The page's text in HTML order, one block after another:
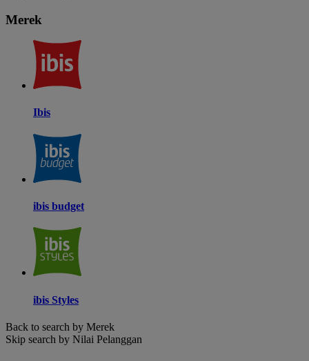
Merek
Ibis
ibis budget
ibis Styles
Back to search by Merek
Skip search by Nilai Pelanggan